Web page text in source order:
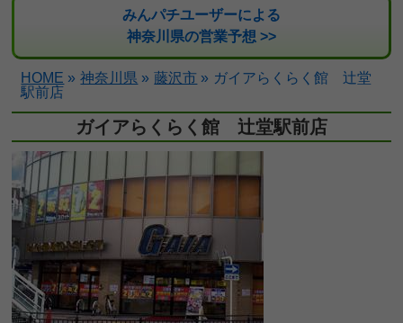
みんパチユーザーによる
神奈川県の営業予想 >>
HOME » 神奈川県 » 藤沢市 » ガイアらくらく館 辻堂
駅前店
ガイアらくらく館 辻堂駅前店